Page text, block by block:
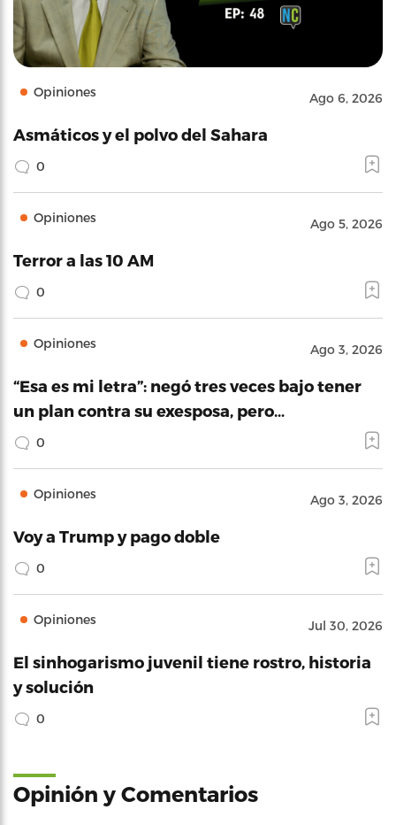
Opiniones Ago 6, 2026
Asmáticos y el polvo del Sahara
0
Opiniones Ago 5, 2026
Terror a las 10 AM
0
Opiniones Ago 3, 2026
“Esa es mi letra”: negó tres veces bajo tener
un plan contra su exesposa, pero…
0
Opiniones Ago 3, 2026
Voy a Trump y pago doble
0
Opiniones Jul 30, 2026
El sinhogarismo juvenil tiene rostro, historia
y solución
0
Opinión y Comentarios